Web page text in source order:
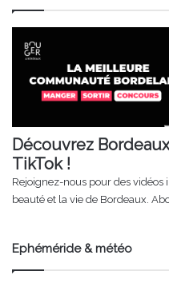
Découvrez
TikTok !
Rejoignez-nous pour des
beauté et la vie de Bordeaux.
Ephéméride & météo